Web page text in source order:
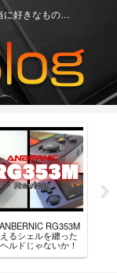
に好きなもの…
RG353M
るシェルを纏った
ルドじゃないか！